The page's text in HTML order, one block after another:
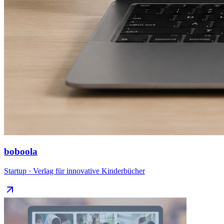
boboola
Startup · Verlag für innovative Kinderbücher